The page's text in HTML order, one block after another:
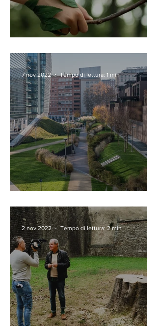
7 nov 2022 Tempo di lettura: 1 min
2 nov 2022 Tempo di lettura: 2 min